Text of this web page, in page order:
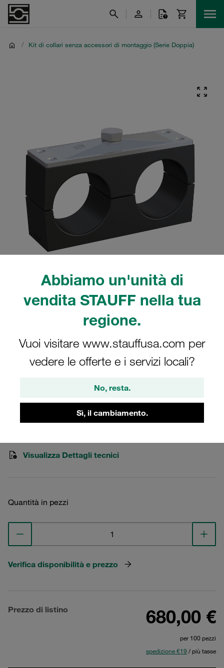
Abbiamo un'unità di
vendita STAUFF nella tua
regione.
Vuoi visitare www.stauffusa.com per
vedere le offerte e i servizi locali?
No, resta.
Sì, il cambiamento.
/ Kit di collari senza accessori di montaggio (Serie Doppia)
grandezza 4D Ø28mm poliamide W3
piastra di copertura, vite a testa
428/28-PA-H-GD-AS-M-W3
Visualizza Dettagli tecnici
Quantità in pezzi
Verifica disponibilità e prezzo
Prezzo di listino 680,00 €
per 100 pezzi
spedizione €19 / più tasse